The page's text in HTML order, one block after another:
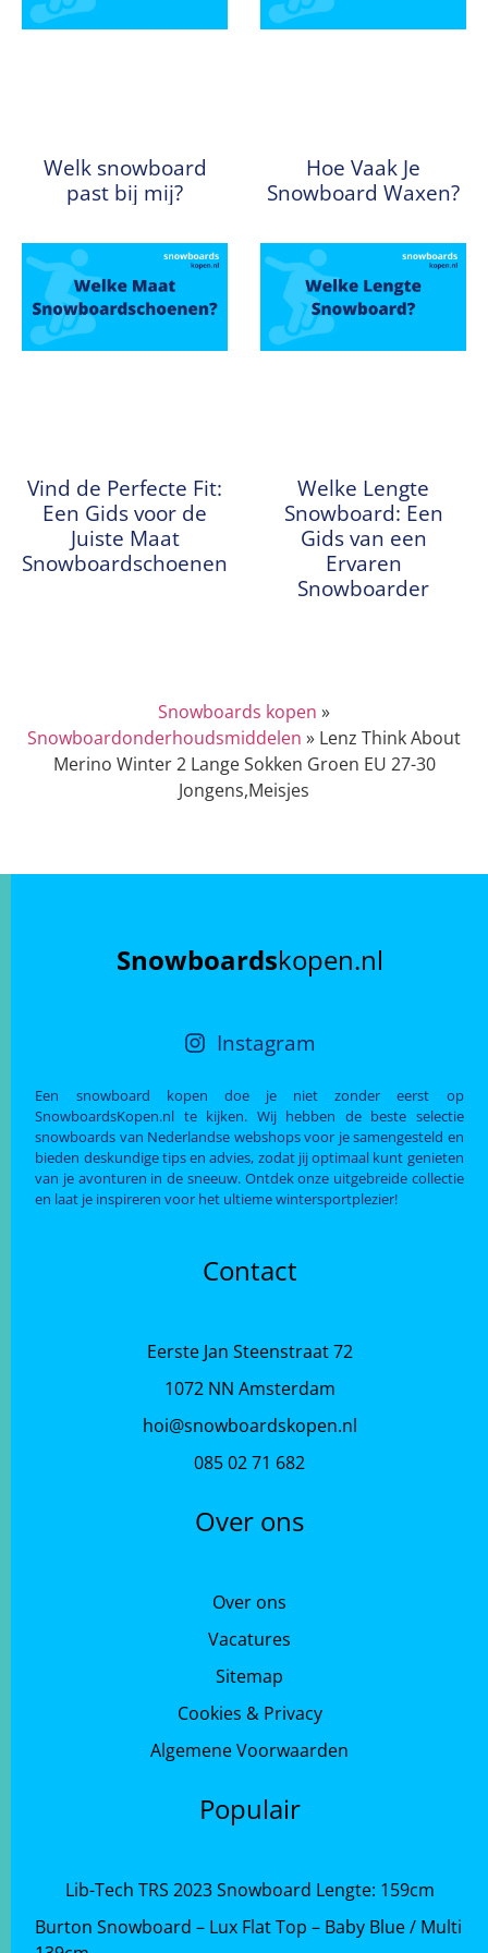
Welk snowboard
past bij mij?
Hoe Vaak Je
Snowboard Waxen?
Vind de Perfecte Fit:
Een Gids voor de
Juiste Maat
Snowboardschoenen
Welke Lengte
Snowboard: Een
Gids van een
Ervaren
Snowboarder
Snowboards kopen »
Snowboardonderhoudsmiddelen » Lenz Think About
Merino Winter 2 Lange Sokken Groen EU 27-30
Jongens,Meisjes
Snowboardskopen.nl
Instagram
Een snowboard kopen doe je niet zonder eerst op
SnowboardsKopen.nl te kijken. Wij hebben de beste selectie
snowboards van Nederlandse webshops voor je samengesteld en
bieden deskundige tips en advies, zodat jij optimaal kunt genieten
van je avonturen in de sneeuw. Ontdek onze uitgebreide collectie
en laat je inspireren voor het ultieme wintersportplezier!
Contact
Eerste Jan Steenstraat 72
1072 NN Amsterdam
hoi@snowboardskopen.nl
085 02 71 682
Over ons
Over ons
Vacatures
Sitemap
Cookies & Privacy
Algemene Voorwaarden
Populair
Lib-Tech TRS 2023 Snowboard Lengte: 159cm
Burton Snowboard – Lux Flat Top – Baby Blue / Multi